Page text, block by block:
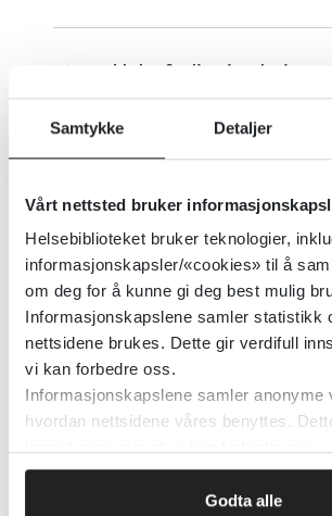
Samtykke Detaljer
Vårt nettsted bruker
Helsebiblioteket bruker teknologier,
informasjonskapsler/«cookies» til å
om deg for å kunne gi deg best mulig
Informasjonskapslene samler statistikk
nettsidene brukes. Dette gir verdifull
vi kan forbedre oss.
Informasjonskapslene samler anonyme
hvordan nettsidene våres benyttes.
Godta alle
Helsefaglig simulering
Håndtering av
kjønnsinkongruens
British Medical Association
Detaljer
Helse- og